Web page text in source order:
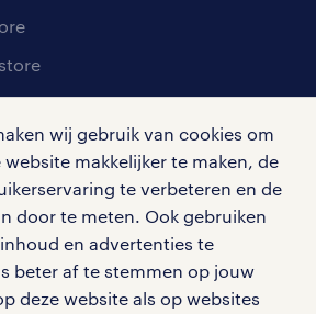
wij gebruik van cookies om
makkelijker te maken, de
te verbeteren en de
door te meten. Ook gebruiken
en advertenties te
beter af te stemmen op jouw
deze website als op websites
content omtrent
en inspiratie.